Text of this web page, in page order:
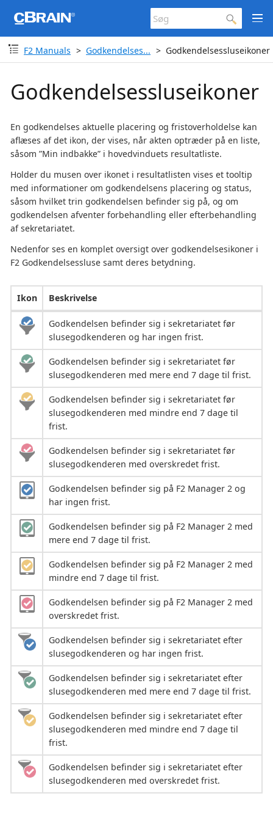
F2 Manuals Godkendelses... Godkendelsessluseikoner
Godkendelsessluseikoner
En godkendelses aktuelle placering og fristoverholdelse kan
aflæses af det ikon, der vises, når akten optræder på en liste,
såsom ”Min indbakke” i hovedvinduets resultatliste.
Holder du musen over ikonet i resultatlisten vises et tooltip
med informationer om godkendelsens placering og status,
såsom hvilket trin godkendelsen befinder sig på, og om
godkendelsen afventer forbehandling eller efterbehandling
af sekretariatet.
Nedenfor ses en komplet oversigt over godkendelsesikoner i
F2 Godkendelsessluse samt deres betydning.
Ikon Beskrivelse
Godkendelsen befinder sig i sekretariatet før
slusegodkenderen og har ingen frist.
Godkendelsen befinder sig i sekretariatet før
slusegodkenderen med mere end 7 dage til frist.
Godkendelsen befinder sig i sekretariatet før
slusegodkenderen med mindre end 7 dage til
frist.
Godkendelsen befinder sig i sekretariatet før
slusegodkenderen med overskredet frist.
Godkendelsen befinder sig på F2 Manager 2 og
har ingen frist.
Godkendelsen befinder sig på F2 Manager 2 med
mere end 7 dage til frist.
Godkendelsen befinder sig på F2 Manager 2 med
mindre end 7 dage til frist.
Godkendelsen befinder sig på F2 Manager 2 med
overskredet frist.
Godkendelsen befinder sig i sekretariatet efter
slusegodkenderen og har ingen frist.
Godkendelsen befinder sig i sekretariatet efter
slusegodkenderen med mere end 7 dage til frist.
Godkendelsen befinder sig i sekretariatet efter
slusegodkenderen med mindre end 7 dage til
frist.
Godkendelsen befinder sig i sekretariatet efter
slusegodkenderen med overskredet frist.